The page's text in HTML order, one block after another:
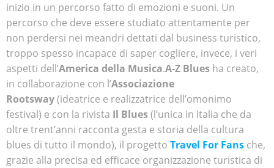
inizio in un percorso fatto di emozioni e suoni. Un
percorso che deve essere studiato attentamente per
non perdersi nei meandri dettati dal business turistico,
troppo spesso incapace di saper cogliere, invece, i veri
aspetti dell’America della Musica.A-Z Blues ha creato,
in collaborazione con l’Associazione
Rootsway(ideatrice e realizzatrice dell’omonimo
festival) e con la rivista Il Blues(l’unica in Italia che da
oltre trent’anni racconta gesta e storia della cultura
blues di tutto il mondo), il progetto Travel For Fans che,
grazie alla precisa ed efficace organizzazione turistica di